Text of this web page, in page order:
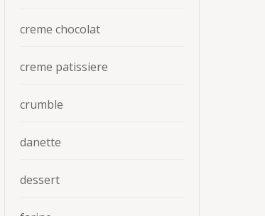
creme chocolat
creme patissiere
crumble
danette
dessert